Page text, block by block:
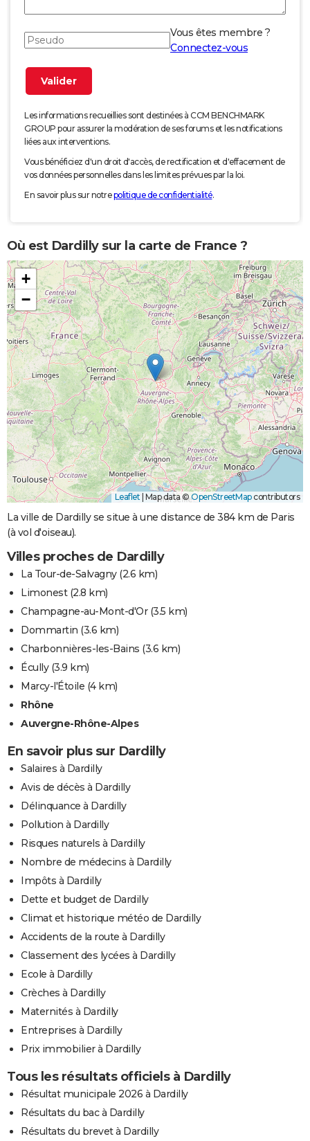
Vous êtes membre ?
Connectez-vous
Les informations recueillies sont destinées à CCM BENCHMARK
GROUP pour assurer la modération de ses forums et les notifications
liées aux interventions.
Vous bénéficiez d'un droit d'accès, de rectification et d'effacement de
vos données personnelles dans les limites prévues par la loi.
En savoir plus sur notrepolitique de confidentialité.
Où est Dardilly sur la carte de France ?
+
−
Leaflet Map data ©OpenStreetMapcontributors
La ville de Dardilly se situe à une distance de 384 km de Paris
(à vol d'oiseau).
Villes proches de Dardilly
La Tour-de-Salvagny(2.6 km)
Limonest(2.8 km)
Champagne-au-Mont-d'Or(3.5 km)
Dommartin (3.6 km)
Charbonnières-les-Bains (3.6 km)
Écully(3.9 km)
Marcy-l'Étoile (4 km)
Rhône
Auvergne-Rhône-Alpes
En savoir plus sur Dardilly
Salaires à Dardilly
Avis de décès à Dardilly
Délinquance à Dardilly
Pollution à Dardilly
Risques naturels à Dardilly
Nombre de médecins à Dardilly
Impôts à Dardilly
Dette et budget de Dardilly
Climat et historique météo de Dardilly
Accidents de la route à Dardilly
Classement des lycées à Dardilly
Ecole à Dardilly
Crèches à Dardilly
Maternités à Dardilly
Entreprises à Dardilly
Prix immobilier à Dardilly
Tous les résultats officiels à Dardilly
Résultat municipale 2026 à Dardilly
Résultats du bac à Dardilly
Résultats du brevet à Dardilly